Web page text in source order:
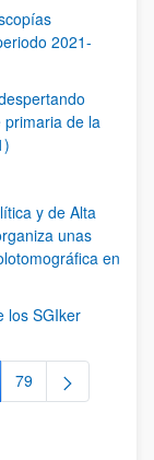
2021-
de la
y de Alta
unas
en
los SGIker
para
intermedias
Página
79